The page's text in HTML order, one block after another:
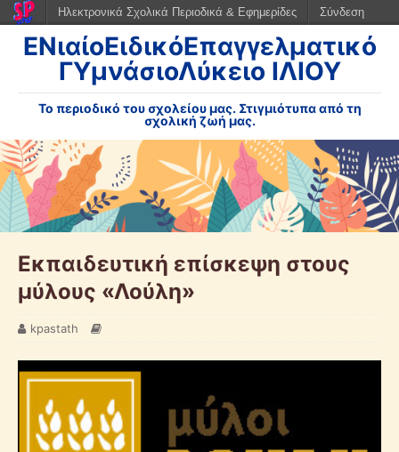
ΕΝιαίοΕιδικόΕπαγγελματικό
ΓΥμνάσιοΛύκειο ΙΛΙΟΥ
Το περιοδικό του σχολείου μας. Στιγμιότυπα από τη
σχολική ζωή μας.
Εκπαιδευτική επίσκεψη στους
μύλους «Λούλη»
kpastath
Ηλεκτρονικά Σχολικά Περιοδικά & Εφημερίδες Σύνδεση